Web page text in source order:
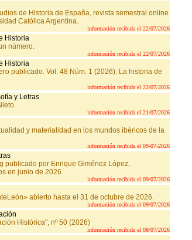
de Historia de España, revista semestral online
Católica Argentina.
información recibida el 22/07/2026
Historia
número.
información recibida el 22/07/2026
Historia
publicado. Vol. 48 Núm. 1 (2026): La historia de
información recibida el 22/07/2026
y Letras
información recibida el 21/07/2026
y materialidad en los mundos ibéricos de la
información recibida el 09-07-2026
publicado por Enrique Giménez López,
en junio de 2026
información recibida el 09/07/2026
abierto hasta el 31 de octubre de 2026.
información recibida el 09/07/2026
Histórica", nº 50 (2026)
información recibida el 08/07/2026